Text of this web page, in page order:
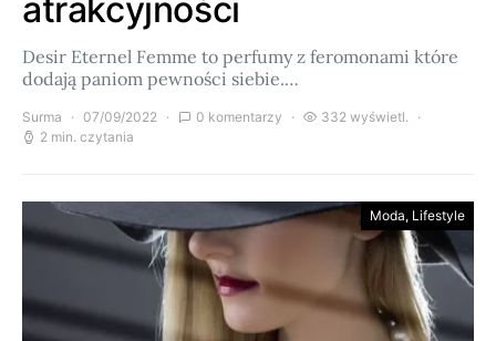
atrakcyjności
Desir Eternel Femme to perfumy z feromonami które
dodają paniom pewności siebie.…
Surma 07/09/2022 0 komentarzy
332 wyświetl.
2 min. czytania
Moda, Lifestyle